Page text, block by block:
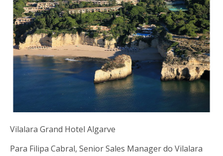
Vilalara Grand Hotel Algarve
Para Filipa Cabral, Senior Sales Manager do Vilalara